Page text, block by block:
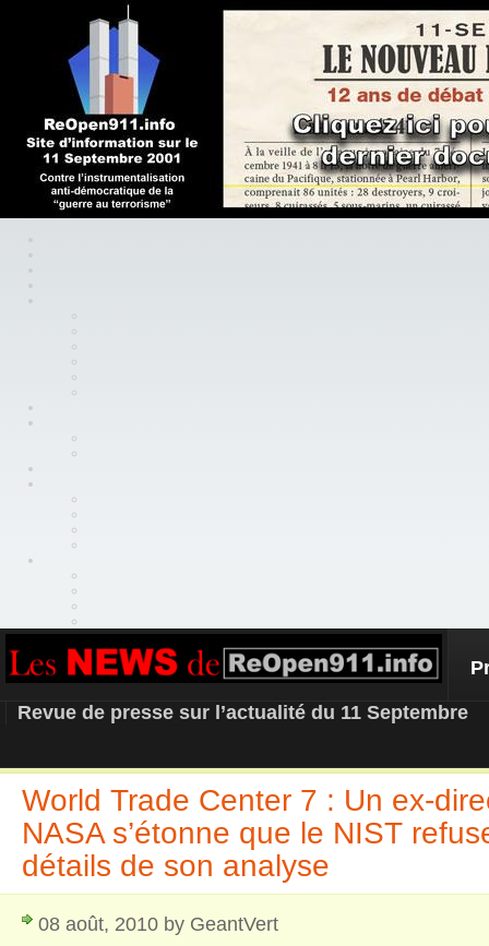
REOPEN911 – NEWS
Revue de presse sur l’actualité du 11 Septembre
World Trade Center 7 : Un ex-
NASA s’étonne que le NIST
détails de son analyse
08 août, 2010 by GeantVert